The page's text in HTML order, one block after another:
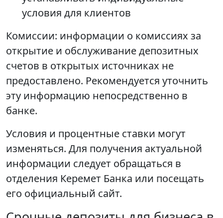
условия для клиентов
Комиссии: информации о комиссиях за
открытие и обслуживание депозитных
счетов в открытых источниках не
предоставлено. Рекомендуется уточнить
эту информацию непосредственно в
банке.
Условия и процентные ставки могут
изменяться. Для получения актуальной
информации следует обращаться в
отделения Керемет Банка или посещать
его официальный сайт.